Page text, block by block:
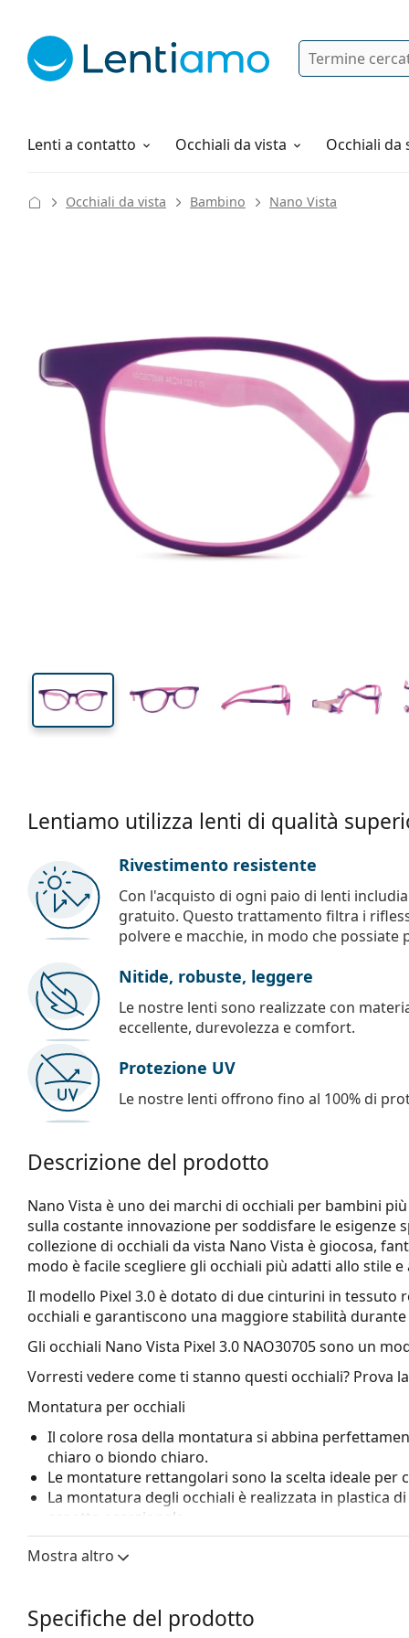
Ricerca
Lenti a contatto
Soluzioni Occhiali da vista Occhiali da
Tutto sugli acquisti
Occhiali da vista Bambino Nano Vista
Lentiamo utilizza lenti di qualità
Rivestimento resistente
Con l'acquisto di ogni paio di lenti
gratuito. Questo trattamento filtra i
polvere e macchie, in modo che
Nitide, robuste, leggere
Le nostre lenti sono realizzate con
eccellente, durevolezza e comfort.
Protezione UV
Le nostre lenti offrono fino al 100% di
Descrizione del prodotto
Nano Vista è uno dei marchi di occhiali per bambini
sulla costante innovazione per soddisfare le esigenze
collezione di occhiali da vista Nano Vista è giocosa,
modo è facile scegliere gli occhiali più adatti allo stile
Il modello Pixel 3.0 è dotato di due cinturini in
occhiali e garantiscono una maggiore stabilità
Gli occhiali Nano Vista Pixel 3.0 NAO30705sono un
Vorresti vedere come ti stanno questi occhiali? Prova
Montatura per occhiali
Il colore rosa della montatura si abbina
chiaro o biondo chiaro.
Le montature rettangolari sono la scelta ideale per
La montatura degli occhiali è realizzata in plastica
aspetto eccezionale.
Gli occhiali a montatura cerchiata sono quelli più
grazie al loro design evidente. Uno dei loro
Le cerniere a molla consentono alle aste un
Mostra altro
Specifiche del prodotto